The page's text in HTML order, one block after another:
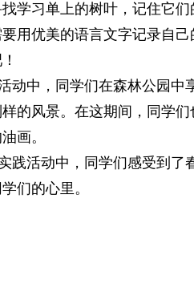
学习单上的树叶，记住它
用优美的语言文字记录自
中，同学们在森林公园中
的风景。在这期间，同学
画。
活动中，同学们感受到了
们的心里。